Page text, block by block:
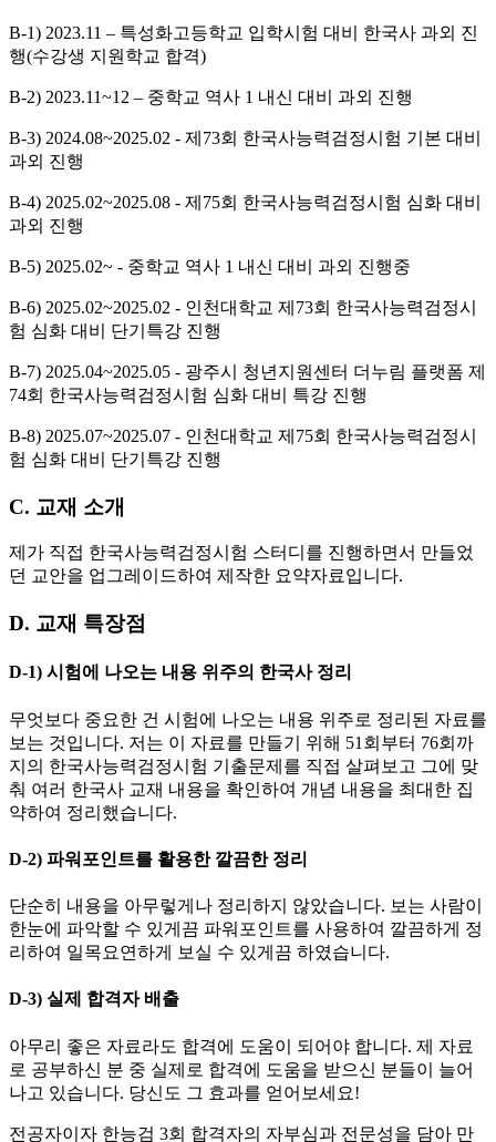
B-1) 2023.11 – 특성화고등학교 입학시험 대비 한국사 과외 진
행(수강생 지원학교 합격)
B-2) 2023.11~12 – 중학교 역사 1 내신 대비 과외 진행
B-3) 2024.08~2025.02 - 제73회 한국사능력검정시험 기본 대비
과외 진행
B-4) 2025.02~2025.08 - 제75회 한국사능력검정시험 심화 대비
과외 진행
B-5) 2025.02~ - 중학교 역사 1 내신 대비 과외 진행중
B-6) 2025.02~2025.02 - 인천대학교 제73회 한국사능력검정시
험 심화 대비 단기특강 진행
B-7) 2025.04~2025.05 - 광주시 청년지원센터 더누림 플랫폼 제
74회 한국사능력검정시험 심화 대비 특강 진행
B-8) 2025.07~2025.07 - 인천대학교 제75회 한국사능력검정시
험 심화 대비 단기특강 진행
C. 교재 소개
제가 직접 한국사능력검정시험 스터디를 진행하면서 만들었
던 교안을 업그레이드하여 제작한 요약자료입니다.
D. 교재 특장점
D-1) 시험에 나오는 내용 위주의 한국사 정리
무엇보다 중요한 건 시험에 나오는 내용 위주로 정리된 자료를
보는 것입니다. 저는 이 자료를 만들기 위해 51회부터 76회까
지의 한국사능력검정시험 기출문제를 직접 살펴보고 그에 맞
춰 여러 한국사 교재 내용을 확인하여 개념 내용을 최대한 집
약하여 정리했습니다.
D-2) 파워포인트를 활용한 깔끔한 정리
단순히 내용을 아무렇게나 정리하지 않았습니다. 보는 사람이
한눈에 파악할 수 있게끔 파워포인트를 사용하여 깔끔하게 정
리하여 일목요연하게 보실 수 있게끔 하였습니다.
D-3) 실제 합격자 배출
아무리 좋은 자료라도 합격에 도움이 되어야 합니다. 제 자료
로 공부하신 분 중 실제로 합격에 도움을 받으신 분들이 늘어
나고 있습니다. 당신도 그 효과를 얻어보세요!
전공자이자 한능검 3회 합격자의 자부심과 전문성을 담아 만